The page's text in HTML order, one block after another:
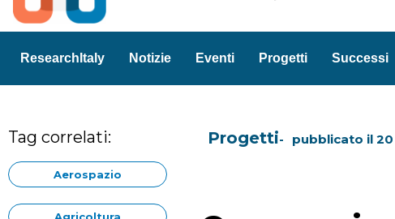
ResearchItaly Notizie Eventi Progetti Successi
Tag correlati:
Aerospazio
Progetti pubblicato il